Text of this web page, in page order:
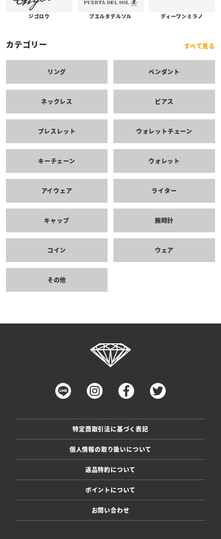
ジゴロウ プエルタデルソル ディーワンミラノ
カテゴリー すべて見る
リング ペンダント
ネックレス ピアス
ブレスレット ウォレットチェーン
キーチェーン ウォレット
アイウェア ライター
キャップ 腕時計
コイン ウェア
その他
特定商取引法に基づく表記
個人情報の取り扱いについて
返品特約について
ポイントについて
お問い合わせ